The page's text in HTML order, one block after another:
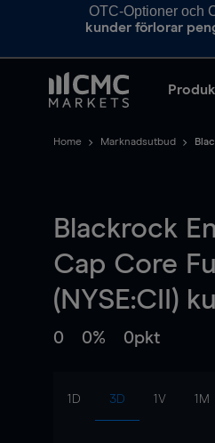
OTC-Optioner och
kunder förlorar
Home Marknadsutbud
Blackrock
Cap Core
(NYSE:CII)
0 0% 0pkt
1D 3D 1V 1M